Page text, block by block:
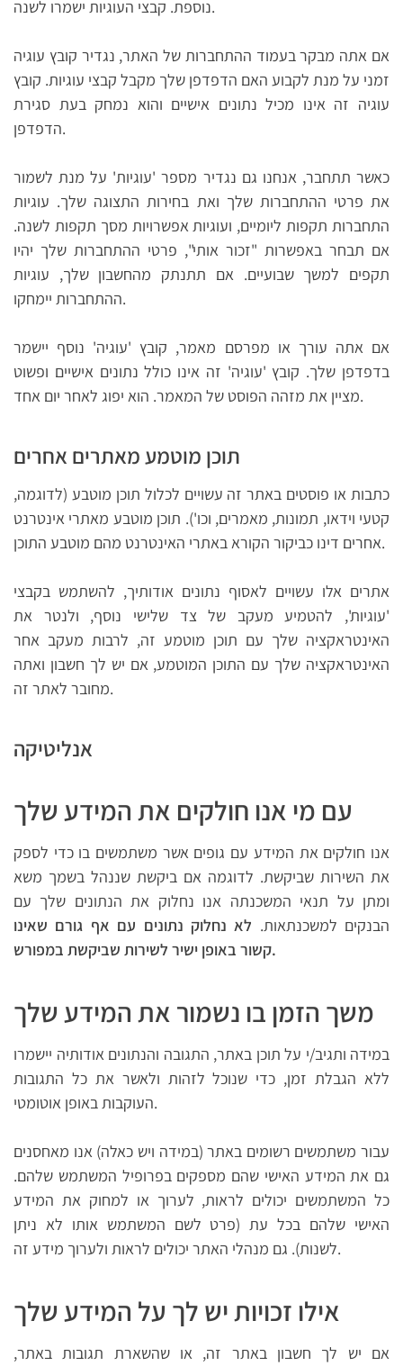
נוספת. קבצי העוגיות ישמרו לשנה.
אם אתה מבקר בעמוד ההתחברות של האתר, נגדיר קובץ עוגיה
זמני על מנת לקבוע האם הדפדפן שלך מקבל קבצי עוגיות. קובץ
עוגיה זה אינו מכיל נתונים אישיים והוא נמחק בעת סגירת
הדפדפן.
כאשר תתחבר, אנחנו גם נגדיר מספר 'עוגיות' על מנת לשמור
את פרטי ההתחברות שלך ואת בחירות התצוגה שלך. עוגיות
התחברות תקפות ליומיים, ועוגיות אפשרויות מסך תקפות לשנה.
אם תבחר באפשרות "זכור אותי", פרטי ההתחברות שלך יהיו
תקפים למשך שבועיים. אם תתנתק מהחשבון שלך, עוגיות
ההתחברות יימחקו.
אם אתה עורך או מפרסם מאמר, קובץ 'עוגיה' נוסף יישמר
בדפדפן שלך. קובץ 'עוגיה' זה אינו כולל נתונים אישיים ופשוט
מציין את מזהה הפוסט של המאמר. הוא יפוג לאחר יום אחד.
תוכן מוטמע מאתרים אחרים
כתבות או פוסטים באתר זה עשויים לכלול תוכן מוטבע (לדוגמה,
קטעי וידאו, תמונות, מאמרים, וכו'). תוכן מוטבע מאתרי אינטרנט
אחרים דינו כביקור הקורא באתרי האינטרנט מהם מוטבע התוכן.
אתרים אלו עשויים לאסוף נתונים אודותיך, להשתמש בקבצי
'עוגיות', להטמיע מעקב של צד שלישי נוסף, ולנטר את
האינטראקציה שלך עם תוכן מוטמע זה, לרבות מעקב אחר
האינטראקציה שלך עם התוכן המוטמע, אם יש לך חשבון ואתה
מחובר לאתר זה.
אנליטיקה
עם מי אנו חולקים את המידע שלך
אנו חולקים את המידע עם גופים אשר משתמשים בו כדי לספק
את השירות שביקשת. לדוגמה אם ביקשת שננהל בשמך משא
ומתן על תנאי המשכנתה אנו נחלוק את הנתונים שלך עם
הבנקים למשכנתאות. לא נחלוק נתונים עם אף גורם שאינו
קשור באופן ישיר לשירות שביקשת במפורש.
משך הזמן בו נשמור את המידע שלך
במידה ותגיב/י על תוכן באתר, התגובה והנתונים אודותיה יישמרו
ללא הגבלת זמן, כדי שנוכל לזהות ולאשר את כל התגובות
העוקבות באופן אוטומטי.
עבור משתמשים רשומים באתר (במידה ויש כאלה) אנו מאחסנים
גם את המידע האישי שהם מספקים בפרופיל המשתמש שלהם.
כל המשתמשים יכולים לראות, לערוך או למחוק את המידע
האישי שלהם בכל עת (פרט לשם המשתמש אותו לא ניתן
לשנות). גם מנהלי האתר יכולים לראות ולערוך מידע זה.
אילו זכויות יש לך על המידע שלך
אם יש לך חשבון באתר זה, או שהשארת תגובות באתר,